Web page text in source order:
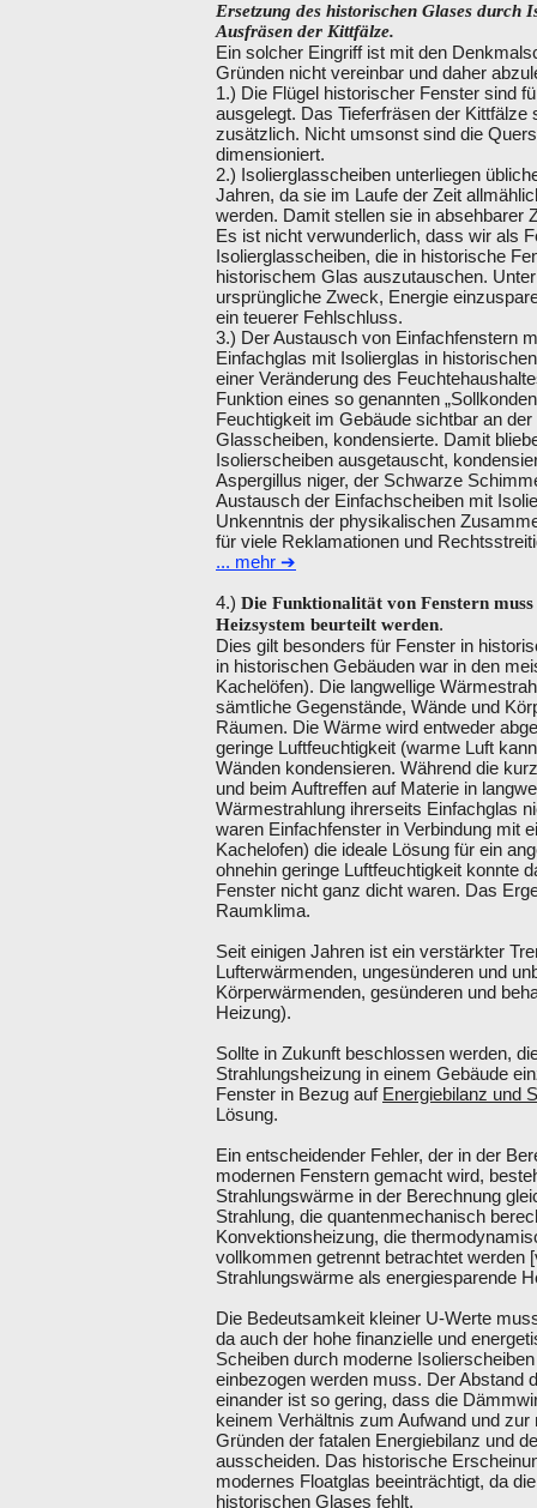
Ersetzung des historischen Glases durch
Ausfräsen der Kittfälze.
Ein solcher Eingriff ist mit den
Gründen nicht vereinbar und daher
1.) Die Flügel historischer Fenster sind
ausgelegt. Das Tieferfräsen der
zusätzlich. Nicht umsonst sind die
dimensioniert.
2.) Isolierglasscheiben unterliegen
Jahren, da sie im Laufe der Zeit
werden. Damit stellen sie in absehbarer
Es ist nicht verwunderlich, dass wir als
Isolierglasscheiben, die in historische
historischem Glas auszutauschen.
ursprüngliche Zweck, Energie
ein teuerer Fehlschluss.
3.) Der Austausch von Einfachfenstern
Einfachglas mit Isolierglas in
einer Veränderung des
Funktion eines so genannten
Feuchtigkeit im Gebäude sichtbar an
Glasscheiben, kondensierte. Damit
Isolierscheiben ausgetauscht,
Aspergillus niger, der Schwarze
Austausch der Einfachscheiben mit
Unkenntnis der physikalischen
für viele Reklamationen und
... mehr ➔
4.) Die Funktionalität von Fenstern
Heizsystem beurteilt werden.
Dies gilt besonders für Fenster in
in historischen Gebäuden war in den
Kachelöfen). Die langwellige
sämtliche Gegenstände, Wände und
Räumen. Die Wärme wird entweder
geringe Luftfeuchtigkeit (warme Luft
Wänden kondensieren. Während die
und beim Auftreffen auf Materie in
Wärmestrahlung ihrerseits Einfachglas
waren Einfachfenster in Verbindung mit
Kachelofen) die ideale Lösung für ein
ohnehin geringe Luftfeuchtigkeit konnte
Fenster nicht ganz dicht waren. Das
Raumklima.
Seit einigen Jahren ist ein verstärkter
Lufterwärmenden, ungesünderen und
Körperwärmenden, gesünderen und
Heizung).
Sollte in Zukunft beschlossen werden,
Strahlungsheizung in einem Gebäude
Fenster in Bezug auf Energiebilanz und
Lösung.
Ein entscheidender Fehler, der in der
modernen Fenstern gemacht wird,
Strahlungswärme in der Berechnung
Strahlung, die quantenmechanisch
Konvektionsheizung, die
vollkommen getrennt betrachtet werden
Strahlungswärme als energiesparende
Die Bedeutsamkeit kleiner U-Werte
da auch der hohe finanzielle und
Scheiben durch moderne
einbezogen werden muss. Der Abstand
einander ist so gering, dass die
keinem Verhältnis zum Aufwand und
Gründen der fatalen Energiebilanz und
ausscheiden. Das historische
modernes Floatglas beeinträchtigt, da
historischen Glases fehlt.